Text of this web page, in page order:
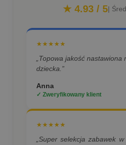
★ 4.93 / 5|
★★★★★
„Topowa jakość
dziecka.”
Anna
✓ Zweryfikowany klient
★★★★★
„Super selekcja zabawek